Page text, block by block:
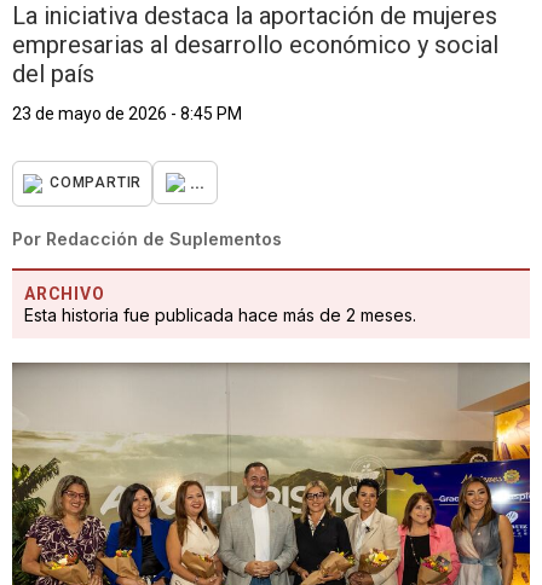
La iniciativa destaca la aportación de mujeres
empresarias al desarrollo económico y social
del país
23 de mayo de 2026 - 8:45 PM
COMPARTIR ...
Por Redacción de Suplementos
ARCHIVO
Esta historia fue publicada hace más de 2 meses.